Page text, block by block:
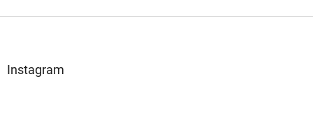
Instagram